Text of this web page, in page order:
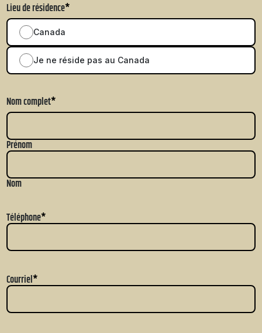
Lieu de résidence*
Canada
Je ne réside pas au Canada
Nom complet*
Prénom
Nom
Téléphone*
Courriel*